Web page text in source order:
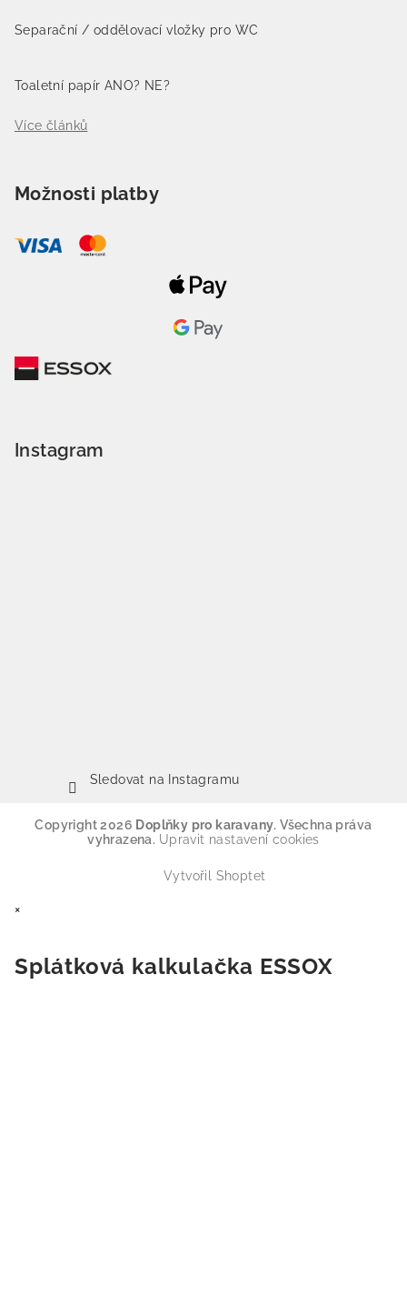
Separační / oddělovací vložky pro WC
Toaletní papír ANO? NE?
Více článků
Možnosti platby
Instagram
Sledovat na Instagramu
Copyright 2026 Doplňky pro karavany. Všechna práva
vyhrazena. Upravit nastavení cookies
Vytvořil Shoptet
×
Splátková kalkulačka ESSOX